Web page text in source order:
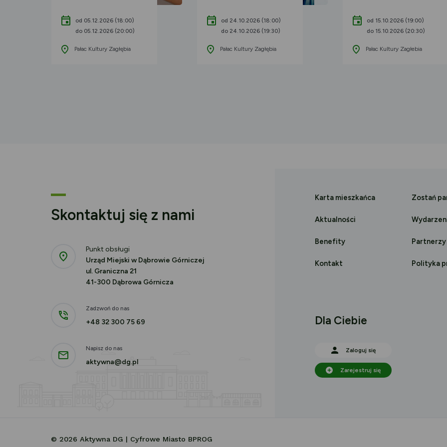
od 05.12.2026 (18:00)
do 05.12.2026 (20:00)
Pałac Kultury Zagłębia
od 24.10.2026 (18:00)
do 24.10.2026 (19:30)
Pałac Kultury Zagłębia
od 15.10.2026 (19:00)
do 15.10.2026 (20:30)
Pałac Kultury Zagłebia
Skontaktuj się z nami
Punkt obsługi
Urząd Miejski w Dąbrowie Górniczej
ul. Graniczna 21
41-300 Dąbrowa Górnicza
Zadzwoń do nas
+48 32 300 75 69
Napisz do nas
aktywna@dg.pl
Karta mieszkańca Zostań
Aktualności
Benefity Partnerzy
Kontakt Polityka
Dla Ciebie
Zaloguj się
Zarejestruj się
© 2026 Aktywna DG | Cyfrowe Miasto BPROG